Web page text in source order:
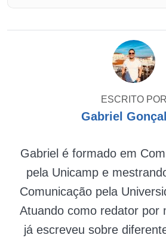
ESCRITO POR
Gabriel
Gabriel é formado em
pela Unicamp e
Comunicação pela
Atuando como redator por
já escreveu sobre